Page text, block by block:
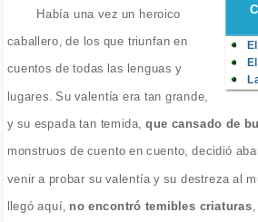
Había una vez un heroico
caballero, de los que triunfan en
cuentos de todas las lenguas y
lugares. Su valentía era tan grande,
y su espada tan temida, que cansado de
monstruos de cuento en cuento, decidió
venir a probar su valentía y su destreza al
llegó aquí, no encontró temibles criaturas